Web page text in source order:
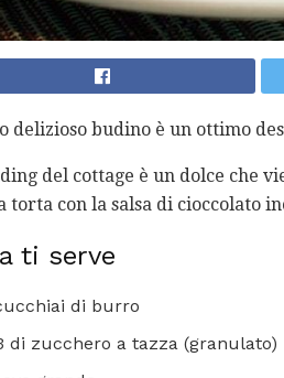
delizioso budino è un ottimo
del cottage è un dolce che
torta con la salsa di cioccolato
ti serve
di burro
di zucchero a tazza (granulato)